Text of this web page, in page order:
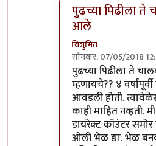
पुढच्या पिढीला ते
आले
विशुमित
सोमवार, 07/05/2018
In reply to
पुढच्या पिढीला ते
म्हणायचे?? ४
आवडली होती.
काही माहित नव्हती.
डायरेक्ट कॉउंटर
ओली भेळ द्या. भेळ